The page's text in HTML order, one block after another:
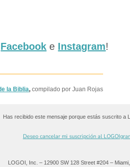
Facebook e Instagram!
la Biblia, compilado por Juan Rojas
Has recibido este mensaje porque estás suscrito a
Deseo cancelar mi suscripción al
LOGOI, Inc. – 12900 SW 128 Street #204 –